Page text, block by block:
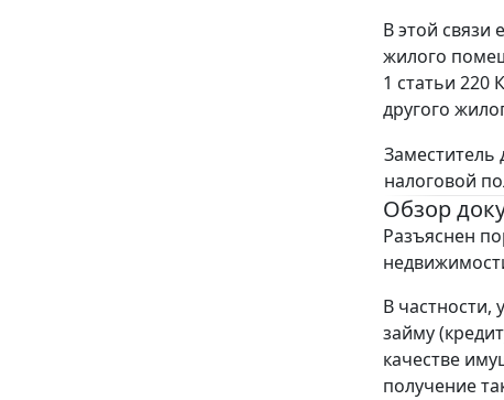
В этой связи
жилого
1 статьи 220
другого
Заместитель
налоговой
Обзор
Разъяснен
В частности,
займу
качестве
получение